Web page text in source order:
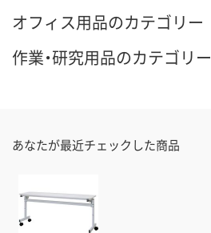
オフィス用品のカテゴリー
作業・研究用品のカテゴリー
あなたが最近チェックした商品